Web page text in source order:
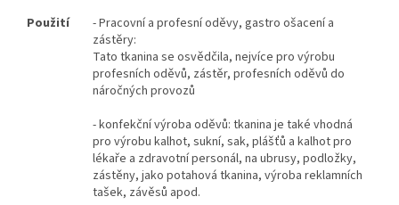
Použití
- Pracovní a profesní oděvy, gastro ošacení a
zástěry:
Tato tkanina se osvědčila, nejvíce pro výrobu
profesních oděvů, zástěr, profesních oděvů do
náročných provozů
- konfekční výroba oděvů: tkanina je také vhodná
pro výrobu kalhot, sukní, sak, plášťů a kalhot pro
lékaře a zdravotní personál, na ubrusy, podložky,
zástěny, jako potahová tkanina, výroba reklamních
tašek, závěsů apod.